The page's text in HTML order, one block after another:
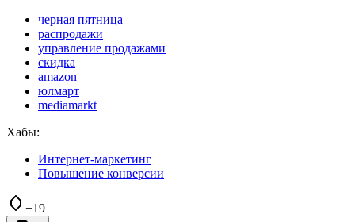
черная пятница
распродажи
управление продажами
скидка
amazon
юлмарт
mediamarkt
Хабы:
Интернет-маркетинг
Повышение конверсии
+19